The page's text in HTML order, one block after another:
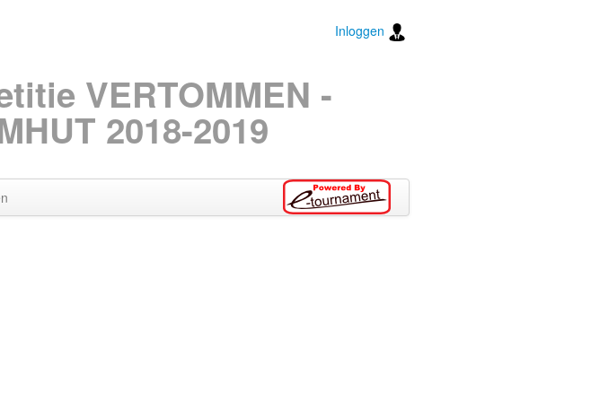
Inloggen
VERTOMMEN -
2018-2019